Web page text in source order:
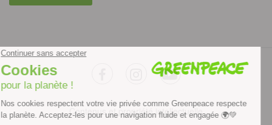
facebookinstagramyoutube
Contenus et propriété intellectuelle